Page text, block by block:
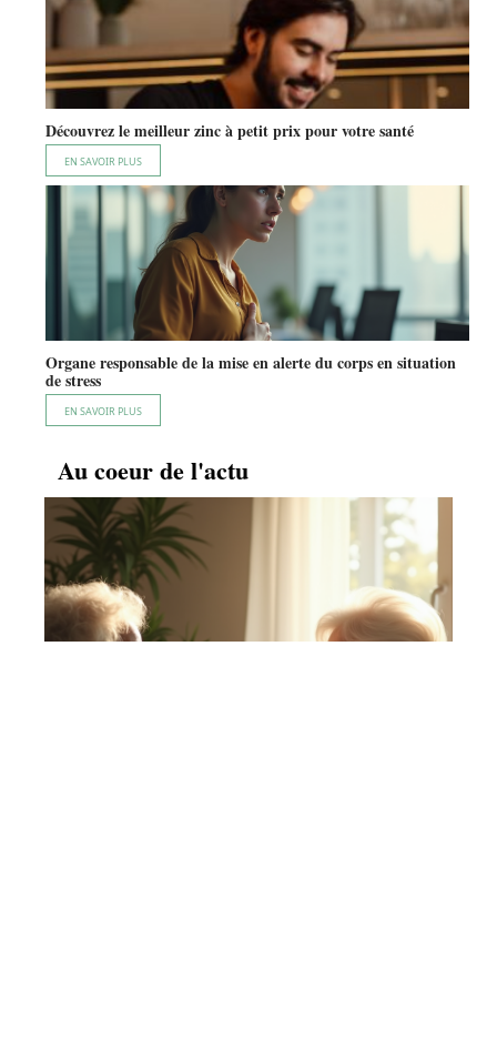
Découvrez le meilleur zinc à petit prix pour votre santé
EN SAVOIR PLUS
Organe responsable de la mise en alerte du corps en situation
de stress
EN SAVOIR PLUS
Au coeur de l'actu